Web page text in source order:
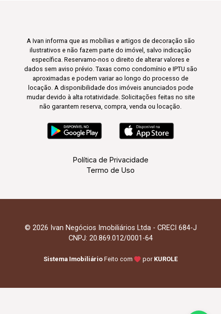
A Ivan informa que as mobílias e artigos de decoração são
ilustrativos e não fazem parte do imóvel, salvo indicação
específica. Reservamo-nos o direito de alterar valores e
dados sem aviso prévio. Taxas como condomínio e IPTU são
aproximadas e podem variar ao longo do processo de
locação. A disponibilidade dos imóveis anunciados pode
mudar devido à alta rotatividade. Solicitações feitas no site
não garantem reserva, compra, venda ou locação.
Política de Privacidade
Termo de Uso
© 2026 Ivan Negócios Imobiliários Ltda - CRECI 684-J
CNPJ: 20.869.012/0001-64
Sistema Imobiliário Feito com por KUROLE